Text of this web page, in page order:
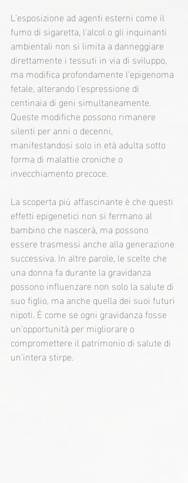
L'esposizione ad agenti esterni come il
fumo di sigaretta, l'alcol o gli inquinanti
ambientali non si limita a danneggiare
direttamente i tessuti in via di sviluppo,
ma modifica profondamente l'epigenoma
fetale, alterando l'espressione di
centinaia di geni simultaneamente.
Queste modifiche possono rimanere
silenti per anni o decenni,
manifestandosi solo in età adulta sotto
forma di malattie croniche o
invecchiamento precoce.
La scoperta più affascinante è che questi
effetti epigenetici non si fermano al
bambino che nascerà, ma possono
essere trasmessi anche alla generazione
successiva. In altre parole, le scelte che
una donna fa durante la gravidanza
possono influenzare non solo la salute di
suo figlio, ma anche quella dei suoi futuri
nipoti. È come se ogni gravidanza fosse
un'opportunità per migliorare o
compromettere il patrimonio di salute di
un'intera stirpe.